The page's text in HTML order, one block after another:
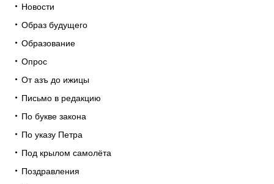
Новости
Образ будущего
Образование
Опрос
От азъ до ижицы
Письмо в редакцию
По букве закона
По указу Петра
Под крылом самолёта
Поздравления